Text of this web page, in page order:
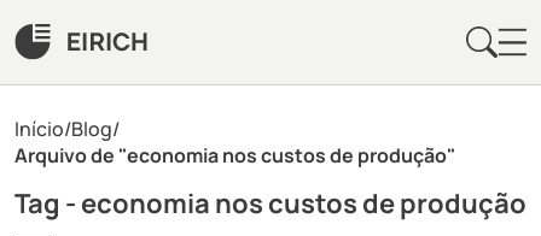
Início/Blog/
Arquivo de "economia nos custos de produção"
Tag - economia nos custos de produção